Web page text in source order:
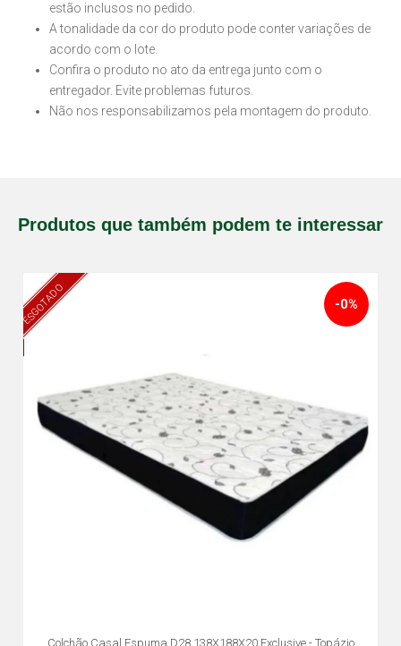
estão inclusos no pedido.
A tonalidade da cor do produto pode conter variações de
acordo com o lote.
Confira o produto no ato da entrega junto com o
entregador. Evite problemas futuros.
Não nos responsabilizamos pela montagem do produto.
Produtos que também podem te interessar
ESGOTADO
Colchão Casal Espuma D28 138X188X20 Exclusive - Topázio
-0%